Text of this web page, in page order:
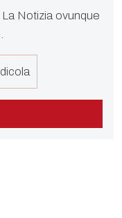
Notizia ovunque